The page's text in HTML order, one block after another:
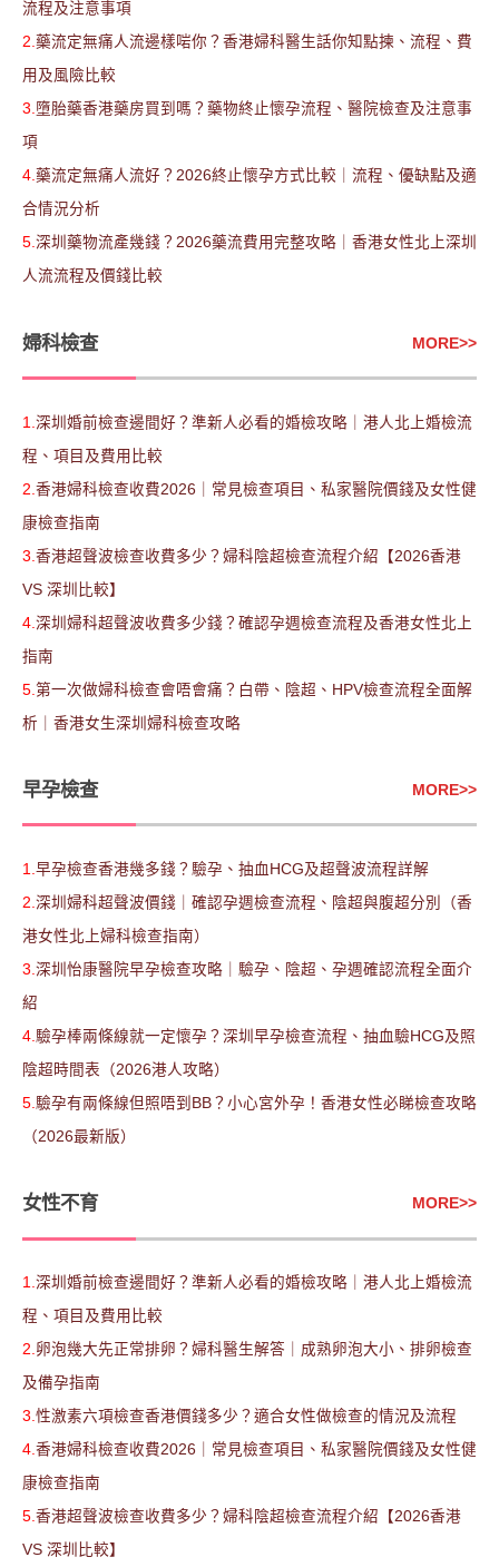
流程及注意事項
2.藥流定無痛人流邊樣啱你？香港婦科醫生話你知點揀、流程、費
用及風險比較
3.墮胎藥香港藥房買到嗎？藥物終止懷孕流程、醫院檢查及注意事
項
4.藥流定無痛人流好？2026終止懷孕方式比較｜流程、優缺點及適
合情況分析
5.深圳藥物流產幾錢？2026藥流費用完整攻略｜香港女性北上深圳
人流流程及價錢比較
婦科檢查 MORE>>
1. 深圳婚前檢查邊間好？準新人必看的婚檢攻略｜港人北上婚檢流
程、項目及費用比較
2. 香港婦科檢查收費2026｜常見檢查項目、私家醫院價錢及女性健
康檢查指南
3. 香港超聲波檢查收費多少？婦科陰超檢查流程介紹【2026香港
VS 深圳比較】
4. 深圳婦科超聲波收費多少錢？確認孕週檢查流程及香港女性北上
指南
5. 第一次做婦科檢查會唔會痛？白帶、陰超、HPV檢查流程全面解
析｜香港女生深圳婦科檢查攻略
早孕檢查 MORE>>
1. 早孕檢查香港幾多錢？驗孕、抽血HCG及超聲波流程詳解
2. 深圳婦科超聲波價錢｜確認孕週檢查流程、陰超與腹超分別（香
港女性北上婦科檢查指南）
3. 深圳怡康醫院早孕檢查攻略｜驗孕、陰超、孕週確認流程全面介
紹
4. 驗孕棒兩條線就一定懷孕？深圳早孕檢查流程、抽血驗HCG及照
陰超時間表（2026港人攻略）
5. 驗孕有兩條線但照唔到BB？小心宮外孕！香港女性必睇檢查攻略
（2026最新版）
女性不育 MORE>>
1.深圳婚前檢查邊間好？準新人必看的婚檢攻略｜港人北上婚檢流
程、項目及費用比較
2.卵泡幾大先正常排卵？婦科醫生解答｜成熟卵泡大小、排卵檢查
及備孕指南
3.性激素六項檢查香港價錢多少？適合女性做檢查的情況及流程
4.香港婦科檢查收費2026｜常見檢查項目、私家醫院價錢及女性健
康檢查指南
5.香港超聲波檢查收費多少？婦科陰超檢查流程介紹【2026香港
VS 深圳比較】